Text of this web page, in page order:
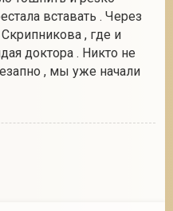
вставать . Через
, где и
доктора . Никто не
, мы уже начали